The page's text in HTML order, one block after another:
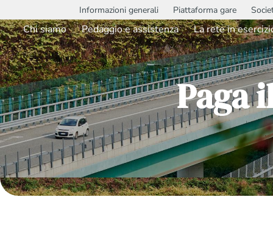
Informazioni generali Piattaforma gare
Chi siamo Pedaggio e assistenza La rete in
Paga